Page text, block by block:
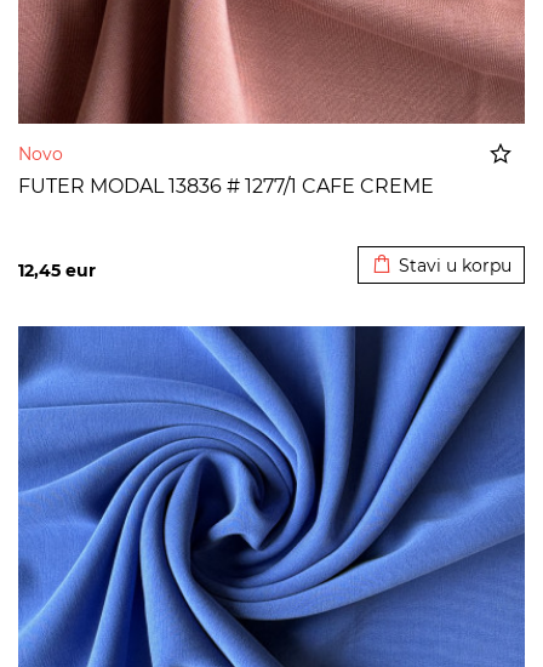
Novo
FUTER MODAL 13836 # 1277/1 CAFE CREME
12,45 eur Stavi u korpu